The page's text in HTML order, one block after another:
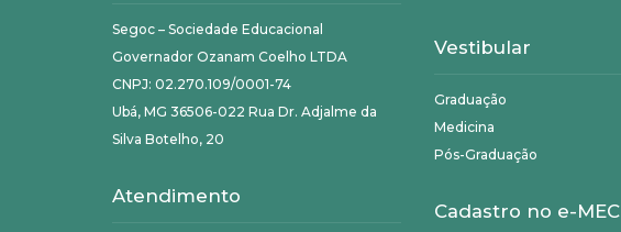
Segoc – Sociedade Educacional
Governador Ozanam Coelho LTDA
CNPJ: 02.270.109/0001-74
Ubá, MG 36506-022 Rua Dr. Adjalme da
Silva Botelho, 20
Atendimento
Vestibular
Graduação
Medicina
Pós-Graduação
Cadastro no e-MEC